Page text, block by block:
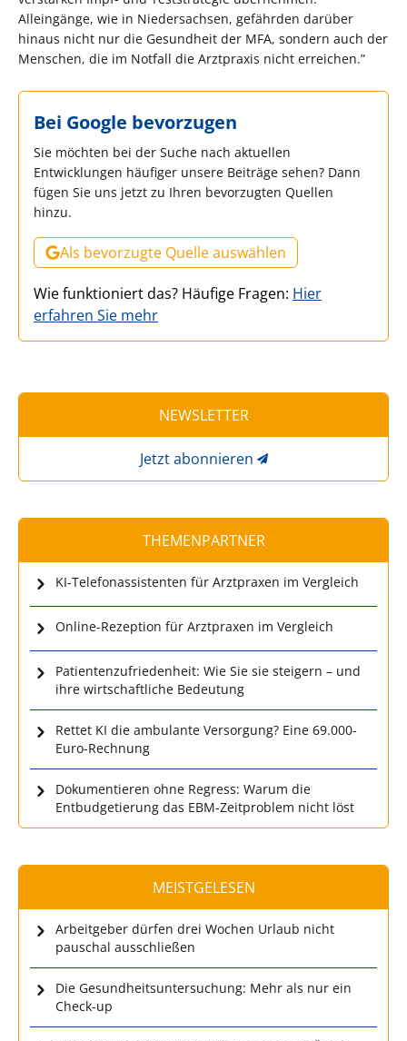
Alleingänge, wie in Niedersachsen, gefährden darüber
hinaus nicht nur die Gesundheit der MFA, sondern auch der
Menschen, die im Notfall die Arztpraxis nicht erreichen.”
Bei Google bevorzugen
Sie möchten bei der Suche nach aktuellen
Entwicklungen häufiger unsere Beiträge sehen? Dann
fügen Sie uns jetzt zu Ihren bevorzugten Quellen
hinzu.
Als bevorzugte Quelle auswählen
Wie funktioniert das? Häufige Fragen: Hier
erfahren Sie mehr
NEWSLETTER
Jetzt abonnieren
THEMENPARTNER
KI-Telefonassistenten für Arztpraxen im Vergleich
Online-Rezeption für Arztpraxen im Vergleich
Patientenzufriedenheit: Wie Sie sie steigern – und
ihre wirtschaftliche Bedeutung
Rettet KI die ambulante Versorgung? Eine 69.000-
Euro-Rechnung
Dokumentieren ohne Regress: Warum die
Entbudgetierung das EBM-Zeitproblem nicht löst
MEISTGELESEN
Arbeitgeber dürfen drei Wochen Urlaub nicht
pauschal ausschließen
Die Gesundheitsuntersuchung: Mehr als nur ein
Check-up